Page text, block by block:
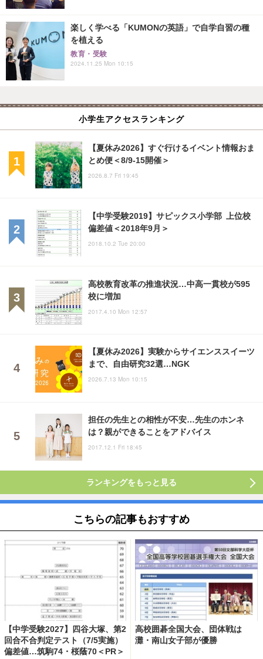
楽しく学べる「KUMONの英語」で自学自習の種
を植える
教育・受験
2024.11.25 Mon 10:15
小学生アクセスランキング
【夏休み2026】すぐ行けるイベント情報おま
とめ便＜8/9-15開催＞
2026.8.7 Fri 19:45
【中学受験2019】サピックス小学部 上位校
偏差値＜2018年9月＞
2018.10.2 Tue 20:00
高校教育改革の推進状況…中高一貫校が595
校に増加
2017.4.10 Mon 12:57
【夏休み2026】実験からサイエンススイーツ
まで、自由研究32選…NGK
2026.7.13 Mon 10:15
担任の先生との相性が不安…先生のホンネ
は？親ができることをアドバイス
2017.12.1 Fri 18:45
ランキングをもっと見る
こちらの記事もおすすめ
【中学受験2027】四谷大塚、第2
回合不合判定テスト（7/5実施）
偏差値…筑駒74・桜蔭70＜PR＞
高校囲碁全国大会、団体戦は
灘・南山女子部が優勝